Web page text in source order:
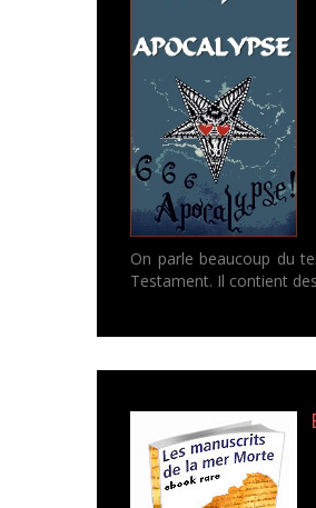
On parle beaucoup du
Testament. Il contient